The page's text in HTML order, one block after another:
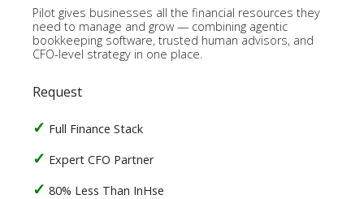
Pilot gives businesses all the financial resources they
need to manage and grow — combining agentic
bookkeeping software, trusted human advisors, and
CFO-level strategy in one place.
Request
Full Finance Stack
Expert CFO Partner
80% Less Than InHse